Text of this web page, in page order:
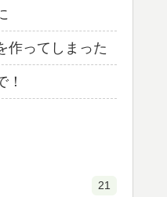
作ってしまった
！
21